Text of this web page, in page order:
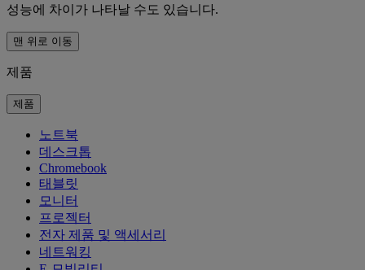
성능에 차이가 나타날 수도 있습니다.
맨 위로 이동
제품
제품
노트북
데스크톱
Chromebook
태블릿
모니터
프로젝터
전자 제품 및 액세서리
네트워킹